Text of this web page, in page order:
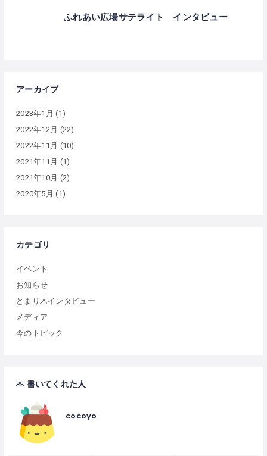
ふれあい広場サテライト インタビュー
アーカイブ
2023年1月 (1)
2022年12月 (22)
2022年11月 (10)
2021年11月 (1)
2021年10月 (2)
2020年5月 (1)
カテゴリ
イベント
お知らせ
とまり木インタビュー
メディア
今のトピック
書いてくれた人
cocoyo